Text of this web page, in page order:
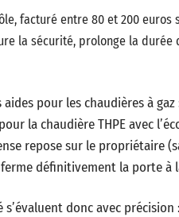
facturé entre 80 et 200
la sécurité, prolonge la durée
pour les chaudières à gaz
la chaudière THPE avec
repose sur le propriétaire
définitivement la porte à
donc avec